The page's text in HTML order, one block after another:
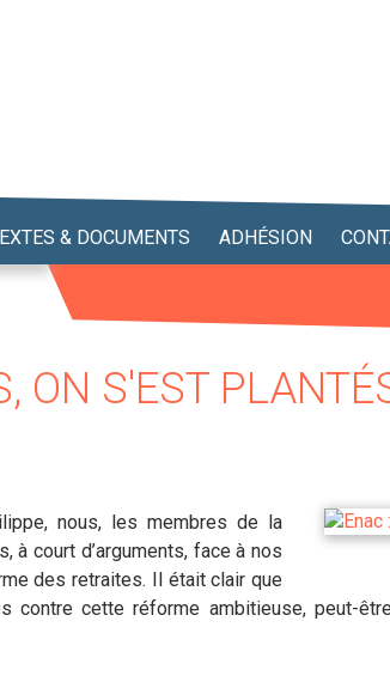
& DOCUMENTS ADHÉSION
ON S'EST
nous, les membres de la
à court d’arguments, face à nos
des retraites. Il était clair que
cette réforme ambitieuse, peut-